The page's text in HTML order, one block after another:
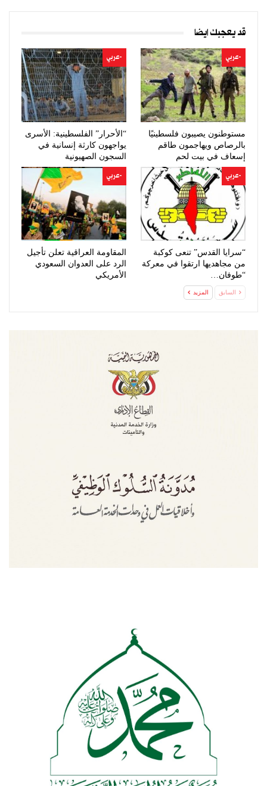
قد يعجبك ايضا
-عربي
مستوطنون يصيبون فلسطينيًا
بالرصاص ويهاجمون طاقم
إسعاف في بيت لحم
-عربي
“الأحرار” الفلسطينية: الأسرى
يواجهون كارثة إنسانية في
السجون الصهيونية
-عربي
“سرايا القدس” تنعى كوكبة
من مجاهديها ارتقوا في معركة
“طوفان…
-عربي
المقاومة العراقية تعلن تأجيل
الرد على العدوان السعودي
الأمريكي
السابق المزيد